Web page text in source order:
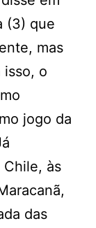
(3) que
mas
isso, o
jogo da
às
das